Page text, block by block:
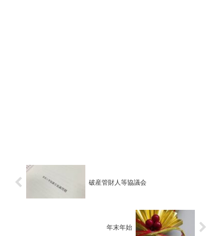
破産管財人等協議会
年末年始